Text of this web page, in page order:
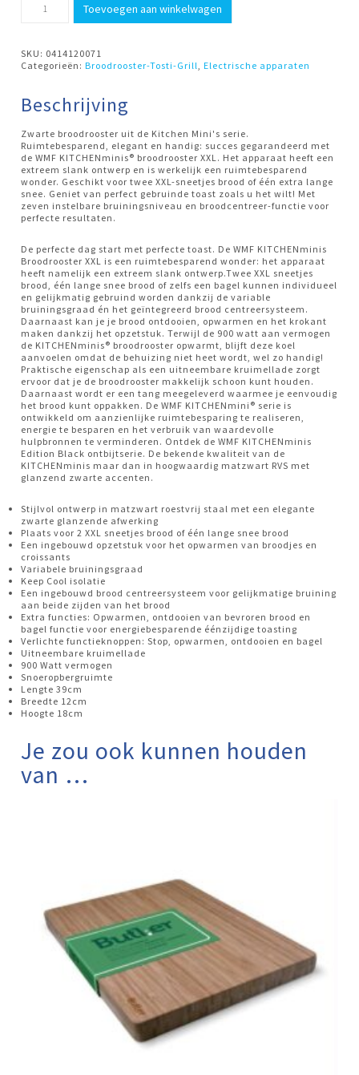
WMF
aantal
Toevoegen aan winkelwagen
SKU: 0414120071
Categorieën:Broodrooster-Tosti-Grill ,Electrische apparaten
Beschrijving
Zwarte broodrooster uit de Kitchen Mini's serie.
Ruimtebesparend, elegant en handig: succes gegarandeerd met
de WMF KITCHENminis® broodrooster XXL. Het apparaat heeft een
extreem slank ontwerp en is werkelijk een ruimtebesparend
wonder. Geschikt voor twee XXL-sneetjes brood of één extra lange
snee. Geniet van perfect gebruinde toast zoals u het wilt! Met
zeven instelbare bruiningsniveau en broodcentreer-functie voor
perfecte resultaten.
De perfecte dag start met perfecte toast. De WMF KITCHENminis
Broodrooster XXL is een ruimtebesparend wonder: het apparaat
heeft namelijk een extreem slank ontwerp.Twee XXL sneetjes
brood, één lange snee brood of zelfs een bagel kunnen individueel
en gelijkmatig gebruind worden dankzij de variable
bruiningsgraad én het geïntegreerd brood centreersysteem.
Daarnaast kan je je brood ontdooien, opwarmen en het krokant
maken dankzij het opzetstuk. Terwijl de 900 watt aan vermogen
de KITCHENminis® broodrooster opwarmt, blijft deze koel
aanvoelen omdat de behuizing niet heet wordt, wel zo handig!
Praktische eigenschap als een uitneembare kruimellade zorgt
ervoor dat je de broodrooster makkelijk schoon kunt houden.
Daarnaast wordt er een tang meegeleverd waarmee je eenvoudig
het brood kunt oppakken. De WMF KITCHENmini® serie is
ontwikkeld om aanzienlijke ruimtebesparing te realiseren,
energie te besparen en het verbruik van waardevolle
hulpbronnen te verminderen. Ontdek de WMF KITCHENminis
Edition Black ontbijtserie. De bekende kwaliteit van de
KITCHENminis maar dan in hoogwaardig matzwart RVS met
glanzend zwarte accenten.
Stijlvol ontwerp in matzwart roestvrij staal met een elegante
zwarte glanzende afwerking
Plaats voor 2 XXL sneetjes brood of één lange snee brood
Een ingebouwd opzetstuk voor het opwarmen van broodjes en
croissants
Variabele bruiningsgraad
Keep Cool isolatie
Een ingebouwd brood centreersysteem voor gelijkmatige bruining
aan beide zijden van het brood
Extra functies: Opwarmen, ontdooien van bevroren brood en
bagel functie voor energiebesparende éénzijdige toasting
Verlichte functieknoppen: Stop, opwarmen, ontdooien en bagel
Uitneembare kruimellade
900 Watt vermogen
Snoeropbergruimte
Lengte 39cm
Breedte 12cm
Hoogte 18cm
Je zou ook kunnen houden
van …